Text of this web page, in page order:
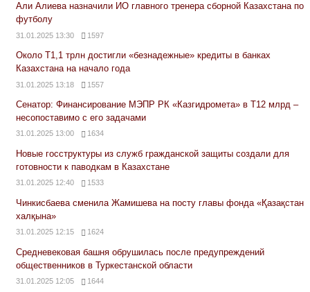
Али Алиева назначили ИО главного тренера сборной Казахстана по
футболу
31.01.2025 13:30 1597
Около Т1,1 трлн достигли «безнадежные» кредиты в банках
Казахстана на начало года
31.01.2025 13:18 1557
Сенатор: Финансирование МЭПР РК «Казгидромета» в Т12 млрд –
несопоставимо с его задачами
31.01.2025 13:00 1634
Новые госструктуры из служб гражданской защиты создали для
готовности к паводкам в Казахстане
31.01.2025 12:40 1533
Чинкисбаева сменила Жамишева на посту главы фонда «Қазақстан
халқына»
31.01.2025 12:15 1624
Средневековая башня обрушилась после предупреждений
общественников в Туркестанской области
31.01.2025 12:05 1644